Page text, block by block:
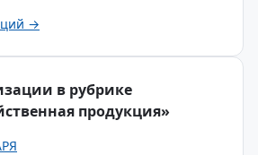
→
в рубрике
продукция»